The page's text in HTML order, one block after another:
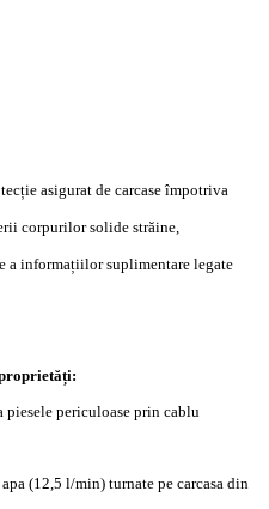
asigurat de carcase împotriva
corpurilor solide străine,
a informațiilor suplimentare legate
periculoase prin cablu
(12,5 l/min) turnate pe carcasa din